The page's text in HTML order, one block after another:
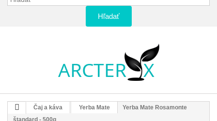
Hľadať
Čaj a káva Yerba Mate
Yerba Mate Rosamonte
štandard - 500g